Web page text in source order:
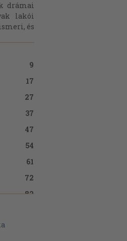
drámai
lakói
és
9
17
27
37
47
54
61
72
82